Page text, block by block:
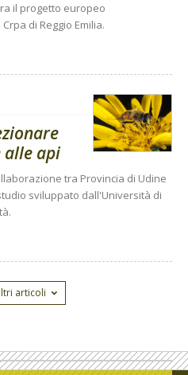
il progetto europeo
di Reggio Emilia.
api
tra Provincia di Udine
sviluppato dall'Università di
articoli